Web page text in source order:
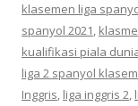
klasemen liga
spanyol 2021,
kualifikasi piala
liga 2 spanyol
Inggris, liga inggris 2,